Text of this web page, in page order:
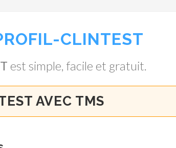
CLINTEST
est simple, facile et gratuit.
AVEC TMS